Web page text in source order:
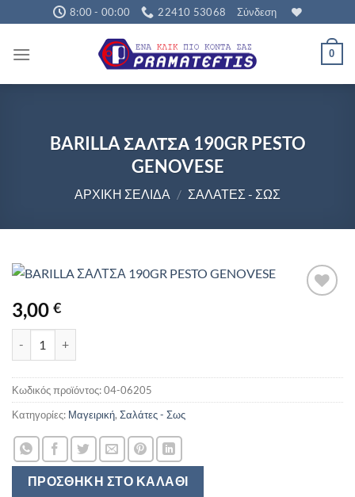
Μετάβαση
στο
περιεχόμενο
8:00 - 00:00 22410 53068 Σύνδεση
0
BARILLA ΣΑΛΤΣΑ 190GR PESTO
GENOVESE
ΑΡΧΙΚΉ ΣΕΛΊΔΑ / ΣΑΛΆΤΕΣ - ΣΩΣ
3,00 €
ΠΡΟΣΘΉΚΗ ΣΤΟ ΚΑΛΆΘΙ
Κωδικός προϊόντος:04-06205
Κατηγορίες: Μαγειρική, Σαλάτες - Σως